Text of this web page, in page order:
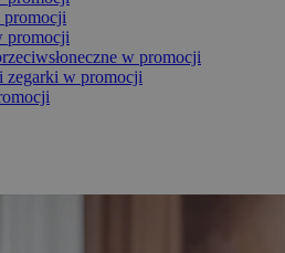
promocji
promocji
w promocji
zegarki w promocji